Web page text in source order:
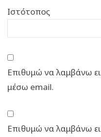
Ιστότοπος
Επιθυμώ να λαμβάνω
μέσω email.
Επιθυμώ να λαμβάνω